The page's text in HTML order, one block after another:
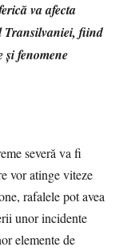
va afecta
Transilvaniei, fiind
și fenomene
severă va fi
vor atinge viteze
rafalele pot avea
unor incidente
elemente de